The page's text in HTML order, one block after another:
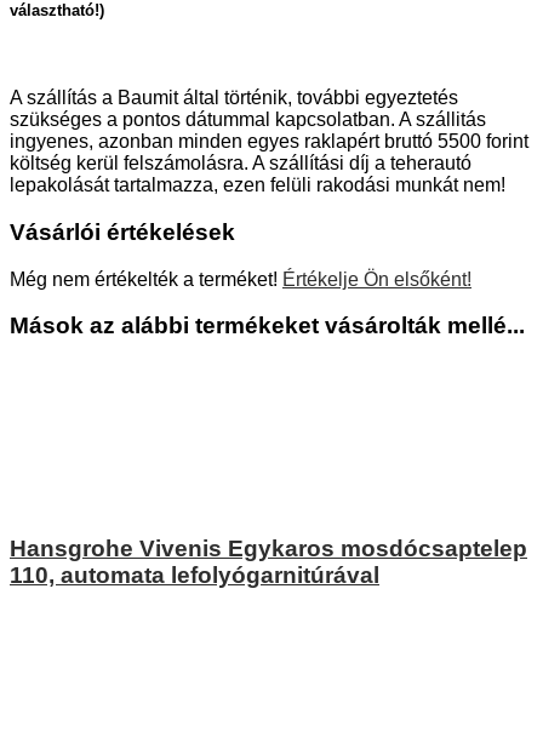
választható!)
A szállítás a Baumit által történik, további egyeztetés
szükséges a pontos dátummal kapcsolatban. A szállitás
ingyenes, azonban minden egyes raklapért bruttó 5500 forint
költség kerül felszámolásra. A szállítási díj a teherautó
lepakolását tartalmazza, ezen felüli rakodási munkát nem!
Vásárlói értékelések
Még nem értékelték a terméket! Értékelje Ön elsőként!
Mások az alábbi termékeket vásárolták mellé...
Hansgrohe Vivenis Egykaros mosdócsaptelep
110, automata lefolyógarnitúrával